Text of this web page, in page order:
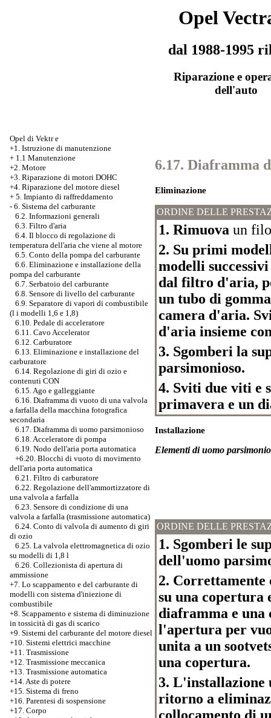
Opel
dal 1988-1995
Riparazione e
dell'auto
Opel di Vektr e
+1. Istruzione di manutenzione
+ 1.1 Manutenzione
+2. Motore
+3. Riparazione di motori DOHC
+4. Riparazione del motore diesel
+ 5. Impianto di raffreddamento
- 6. Sistema del carburante
6.2. Informazioni generali
6.3. Filtro d'aria
6.4. Il blocco di regolazione di
temperatura dell'aria che viene al motore
6.5. Conto della pompa del carburante
6.6. Eliminazione e installazione della
pompa del carburante
6.7. Serbatoio del carburante
6.8. Sensore di livello del carburante
6.9. Separatore di vapori di combustibile
(l i modelli 1,6 e 1,8)
6.10. Pedale di acceleratore
6.11. Cavo Accelerator
6.12. Carburatore
6.13. Eliminazione e installazione del
carburatore
6.14. Regolazione di giri di ozio e
contenuti CON
6.15. Ago e galleggiante
6.16. Diaframma di vuoto di una valvola
a farfalla della macchina fotografica
secondaria
6.17. Diaframma di uomo parsimonioso
6.18. Acceleratore di pompa
6.19. Nodo dell'aria porta automatica
+6.20. Blocchi di vuoto di movimento
dell'aria porta automatica
6.21. Filtro di carburatore
6.22. Regolazione dell'ammortizzatore di
una valvola a farfalla
6.23. Sensore di condizione di una
valvola a farfalla (trasmissione automatica)
6.24. Conto di valvola di aumento di giri
di ozio
6.25. La valvola elettromagnetica di ozio
su modelli di 1,8 l
6.26. Collezionista di apertura di
ammissione
+7. Lo scappamento e del carburante di
modelli con sistema d'iniezione di
combustibile
+8. Scappamento e sistema di diminuzione
in tossicità di gas di scarico
+9. Sistemi del carburante del motore diesel
+10. Sistemi elettrici macchine
+11. Trasmissione
+12. Trasmissione meccanica
+13. Trasmissione automatica
+14. Aste di potere
+15. Sistema di freno
+16. Parentesi di sospensione
+17. Corpo
6.17. Diaframma
Eliminazione
ORDINE DELLE
1. Rimuova un
2. Su primi
modelli
dal filtro d'aria,
un tubo di
camera d'aria.
d'aria insieme
3. Sgomberi la
parsimonioso.
4. Sviti due viti e
primavera e un
Installazione
Elementi di uomo
ORDINE DELLE
1. Sgomberi le
dell'uomo
2.
su una copertura
diaframma e
l'apertura per
unita a un
una copertura.
3. L'installazione
ritorno a